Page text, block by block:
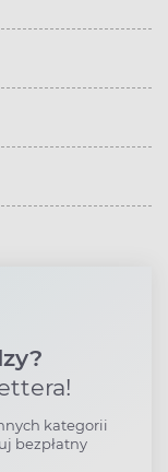
kategorii
bezpłatny